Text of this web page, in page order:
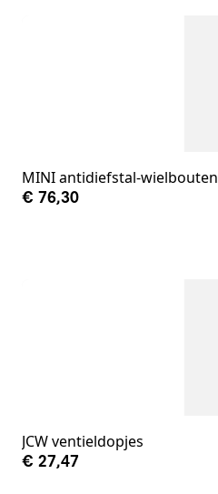
MINI antidiefstal-wielbouten
€ 76,30
JCW ventieldopjes
€ 27,47